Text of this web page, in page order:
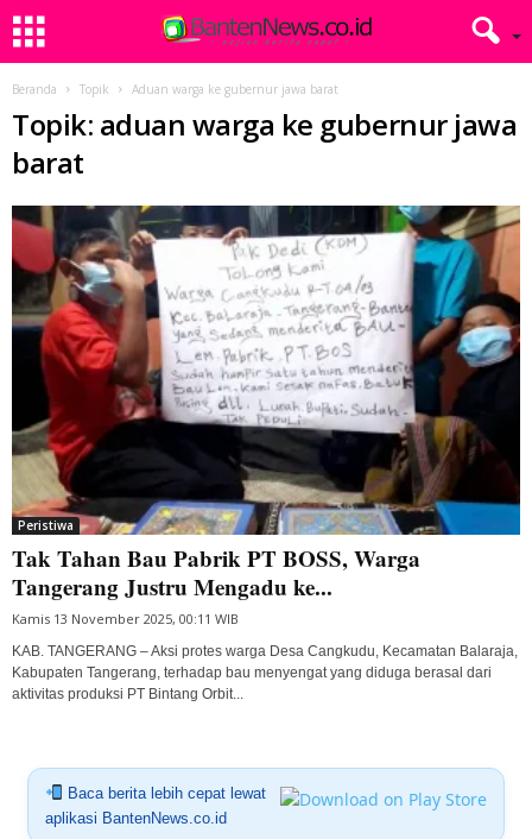
Beranda Topik Aduan warga ke gubernur jawa barat
Topik: aduan warga ke gubernur jawa
barat
Peristiwa
Tak Tahan Bau Pabrik PT BOSS, Warga
Tangerang Justru Mengadu ke...
Kamis 13 November 2025, 00:11 WIB
KAB. TANGERANG – Aksi protes warga Desa Cangkudu, Kecamatan Balaraja,
Kabupaten Tangerang, terhadap bau menyengat yang diduga berasal dari
aktivitas produksi PT Bintang Orbit...
Baca berita lebih cepat lewat
aplikasi BantenNews.co.id